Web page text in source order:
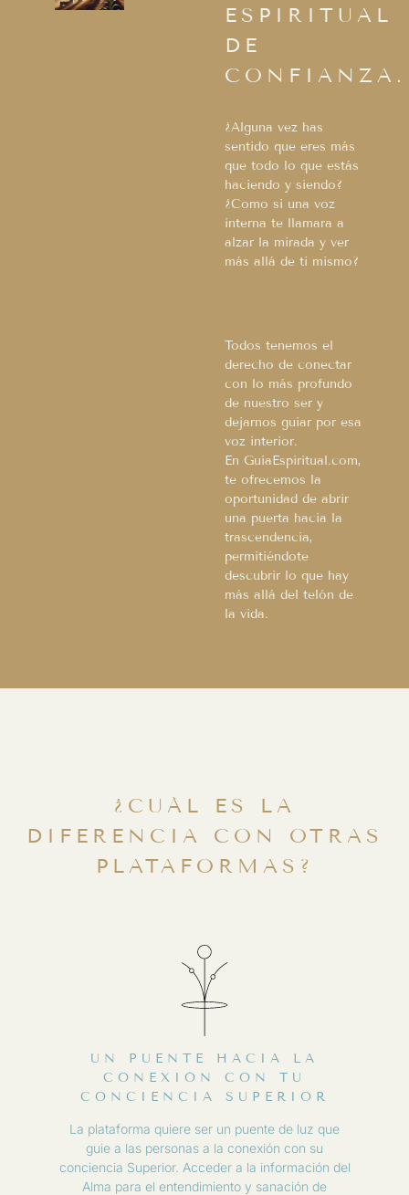
ESPIRITUAL
DE
CONFIANZA.
¿Alguna vez has
sentido que eres más
que todo lo que estás
haciendo y siendo?
¿Como si una voz
interna te llamara a
alzar la mirada y ver
más allá de ti mismo?
Todos tenemos el
derecho de conectar
con lo más profundo
de nuestro ser y
dejarnos guiar por esa
voz interior.
En GuíaEspiritual.com,
te ofrecemos la
oportunidad de abrir
una puerta hacia la
trascendencia,
permitiéndote
descubrir lo que hay
más allá del telón de
la vida.
¿CUÁL ES LA
DIFERENCIA CON OTRAS
PLATAFORMAS?
UN PUENTE HACIA LA
CONEXIÓN CON TU
CONCIENCIA SUPERIOR
La plataforma quiere ser un puente de luz que
guie a las personas a la conexión con su
conciencia Superior. Acceder a la información del
Alma para el entendimiento y sanación de